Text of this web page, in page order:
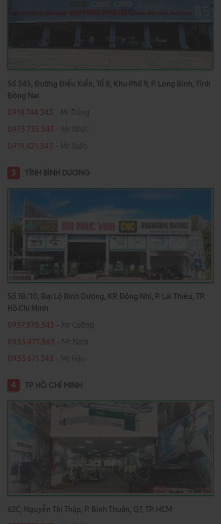
Số 343, Đường Điểu Xiển, Tổ 8, Khu Phố 9, P. Long Bình, Tỉnh
Đồng Nai
0918 744 343 - Mr Dũng
0973 735 343 - Mr Nhật
0919.421.343 ​​​​​​ - Mr Tuấn
3 TỈNH BÌNH DƯƠNG
Số 1B/10, Đại Lộ Bình Dương, KP. Đông Nhì, P. Lái Thiêu, TP.
Hồ Chí Minh
0937.378.343 - Mr Cường
0933.471.343 - Mr Nam
0933 671 343 - Mr Hậu
4 TP HỒ CHÍ MINH
62C, Nguyễn Thị Thập, P. Bình Thuận, Q7, TP. HCM